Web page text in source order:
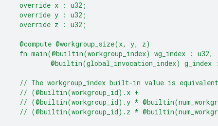
  override x : u32;
  override y : u32;
  override z : u32;
  @compute @workgroup_size(x, y, z)
  fn main(@builtin(workgroup_index) wg_index : u32,
@builtin(global_invocation_index) g_index
// The workgroup_index built-in value is
  // (@builtin(workgroup_id).x +
// (@builtin(workgroup_id).y *
// (@builtin(workgroup_id).z *